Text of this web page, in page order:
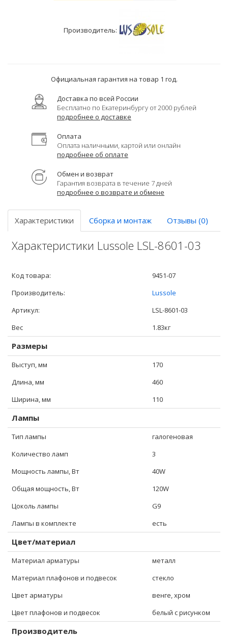
Производитель:
Официальная гарантия на товар 1 год.
Доставка по всей России
Бесплатно по Екатеринбургу от 2000 рублей
подробнее о доставке
Оплата
Оплата наличными, картой или онлайн
подробнее об оплате
Обмен и возврат
Гарантия возврата в течение 7 дней
подробнее о возврате и обмене
Характеристики Сборка и монтаж Отзывы (0)
Характеристики Lussole LSL-8601-03
Код товара:
9451-07
Производитель:
Lussole
Артикул:
LSL-8601-03
Вес
1.83кг
Размеры
Выступ, мм
170
Длина, мм
460
Ширина, мм
110
Лампы
Тип лампы
галогеновая
Количество ламп
3
Мощность лампы, Вт
40W
Общая мощность, Вт
120W
Цоколь лампы
G9
Лампы в комплекте
есть
Цвет/материал
Материал арматуры
металл
Материал плафонов и подвесок
стекло
Цвет арматуры
венге, хром
Цвет плафонов и подвесок
белый с рисунком
Производитель